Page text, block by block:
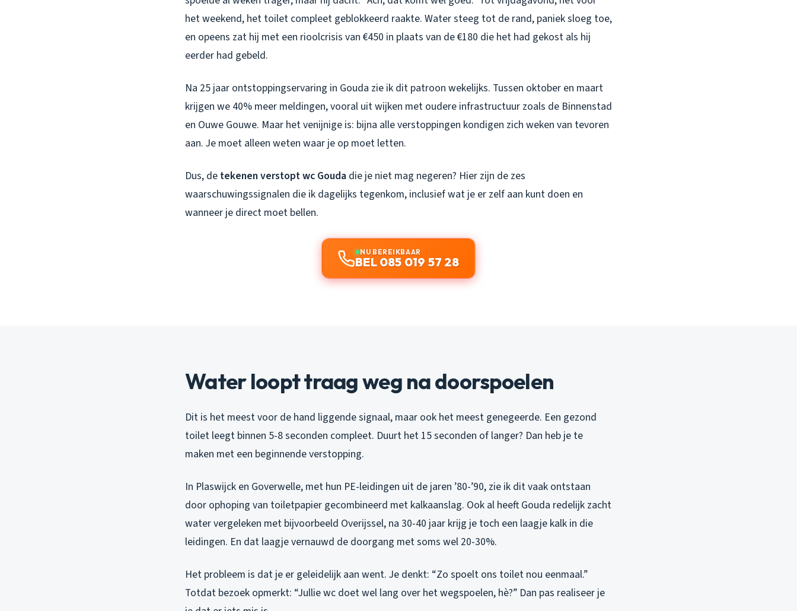
het weekend, het toilet compleet geblokkeerd raakte. Water steeg tot de rand, paniek sloeg toe,
en opeens zat hij met een rioolcrisis van €450 in plaats van de €180 die het had gekost als hij
eerder had gebeld.
Na 25 jaar ontstoppingservaring in Gouda zie ik dit patroon wekelijks. Tussen oktober en maart
krijgen we 40% meer meldingen, vooral uit wijken met oudere infrastructuur zoals de Binnenstad
en Ouwe Gouwe. Maar het venijnige is: bijna alle verstoppingen kondigen zich weken van tevoren
aan. Je moet alleen weten waar je op moet letten.
Dus, de tekenen verstopt wc Gouda die je niet mag negeren? Hier zijn de zes
waarschuwingssignalen die ik dagelijks tegenkom, inclusief wat je er zelf aan kunt doen en
wanneer je direct moet bellen.
NU BEREIKBAAR
BEL 085 019 57 28
Water loopt traag weg na doorspoelen
Dit is het meest voor de hand liggende signaal, maar ook het meest genegeerde. Een gezond
toilet leegt binnen 5-8 seconden compleet. Duurt het 15 seconden of langer? Dan heb je te
maken met een beginnende verstopping.
In Plaswijck en Goverwelle, met hun PE-leidingen uit de jaren ’80-’90, zie ik dit vaak ontstaan
door ophoping van toiletpapier gecombineerd met kalkaanslag. Ook al heeft Gouda redelijk zacht
water vergeleken met bijvoorbeeld Overijssel, na 30-40 jaar krijg je toch een laagje kalk in die
leidingen. En dat laagje vernauwd de doorgang met soms wel 20-30%.
Het probleem is dat je er geleidelijk aan went. Je denkt: “Zo spoelt ons toilet nou eenmaal.”
Totdat bezoek opmerkt: “Jullie wc doet wel lang over het wegspoelen, hè?” Dan pas realiseer je